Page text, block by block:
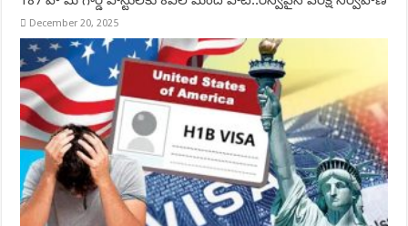
December 20, 2025